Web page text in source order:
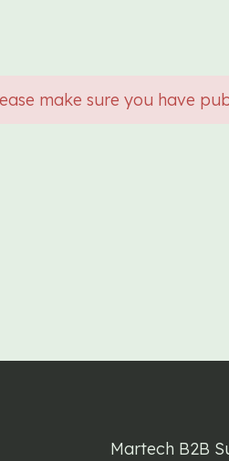
make sure you have
Martech B2B